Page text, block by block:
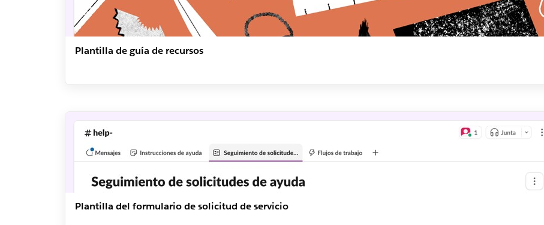
Plantilla de guía de recursos
Plantilla del formulario de solicitud de servicio